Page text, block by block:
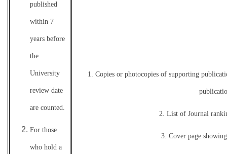
published
within 7
years before
the
University
review date
are counted.
For those
who hold a
1. Copies or photocopies of supporting
2. List of Journal
3. Cover page